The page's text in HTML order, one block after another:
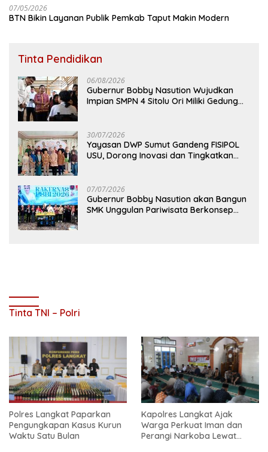
07/05/2026
BTN Bikin Layanan Publik Pemkab Taput Makin Modern
Tinta Pendidikan
06/08/2026
Gubernur Bobby Nasution Wujudkan
Impian SMPN 4 Sitolu Ori Miliki Gedung
30/07/2026
Yayasan DWP Sumut Gandeng FISIPOL
USU, Dorong Inovasi dan Tingkatkan
07/07/2026
Gubernur Bobby Nasution akan Bangun
SMK Unggulan Pariwisata Berkonsep
Tinta TNI – Polri
Polres Langkat Paparkan
Pengungkapan Kasus Kurun
Waktu Satu Bulan
Kapolres Langkat Ajak
Warga Perkuat Iman dan
Perangi Narkoba Lewat